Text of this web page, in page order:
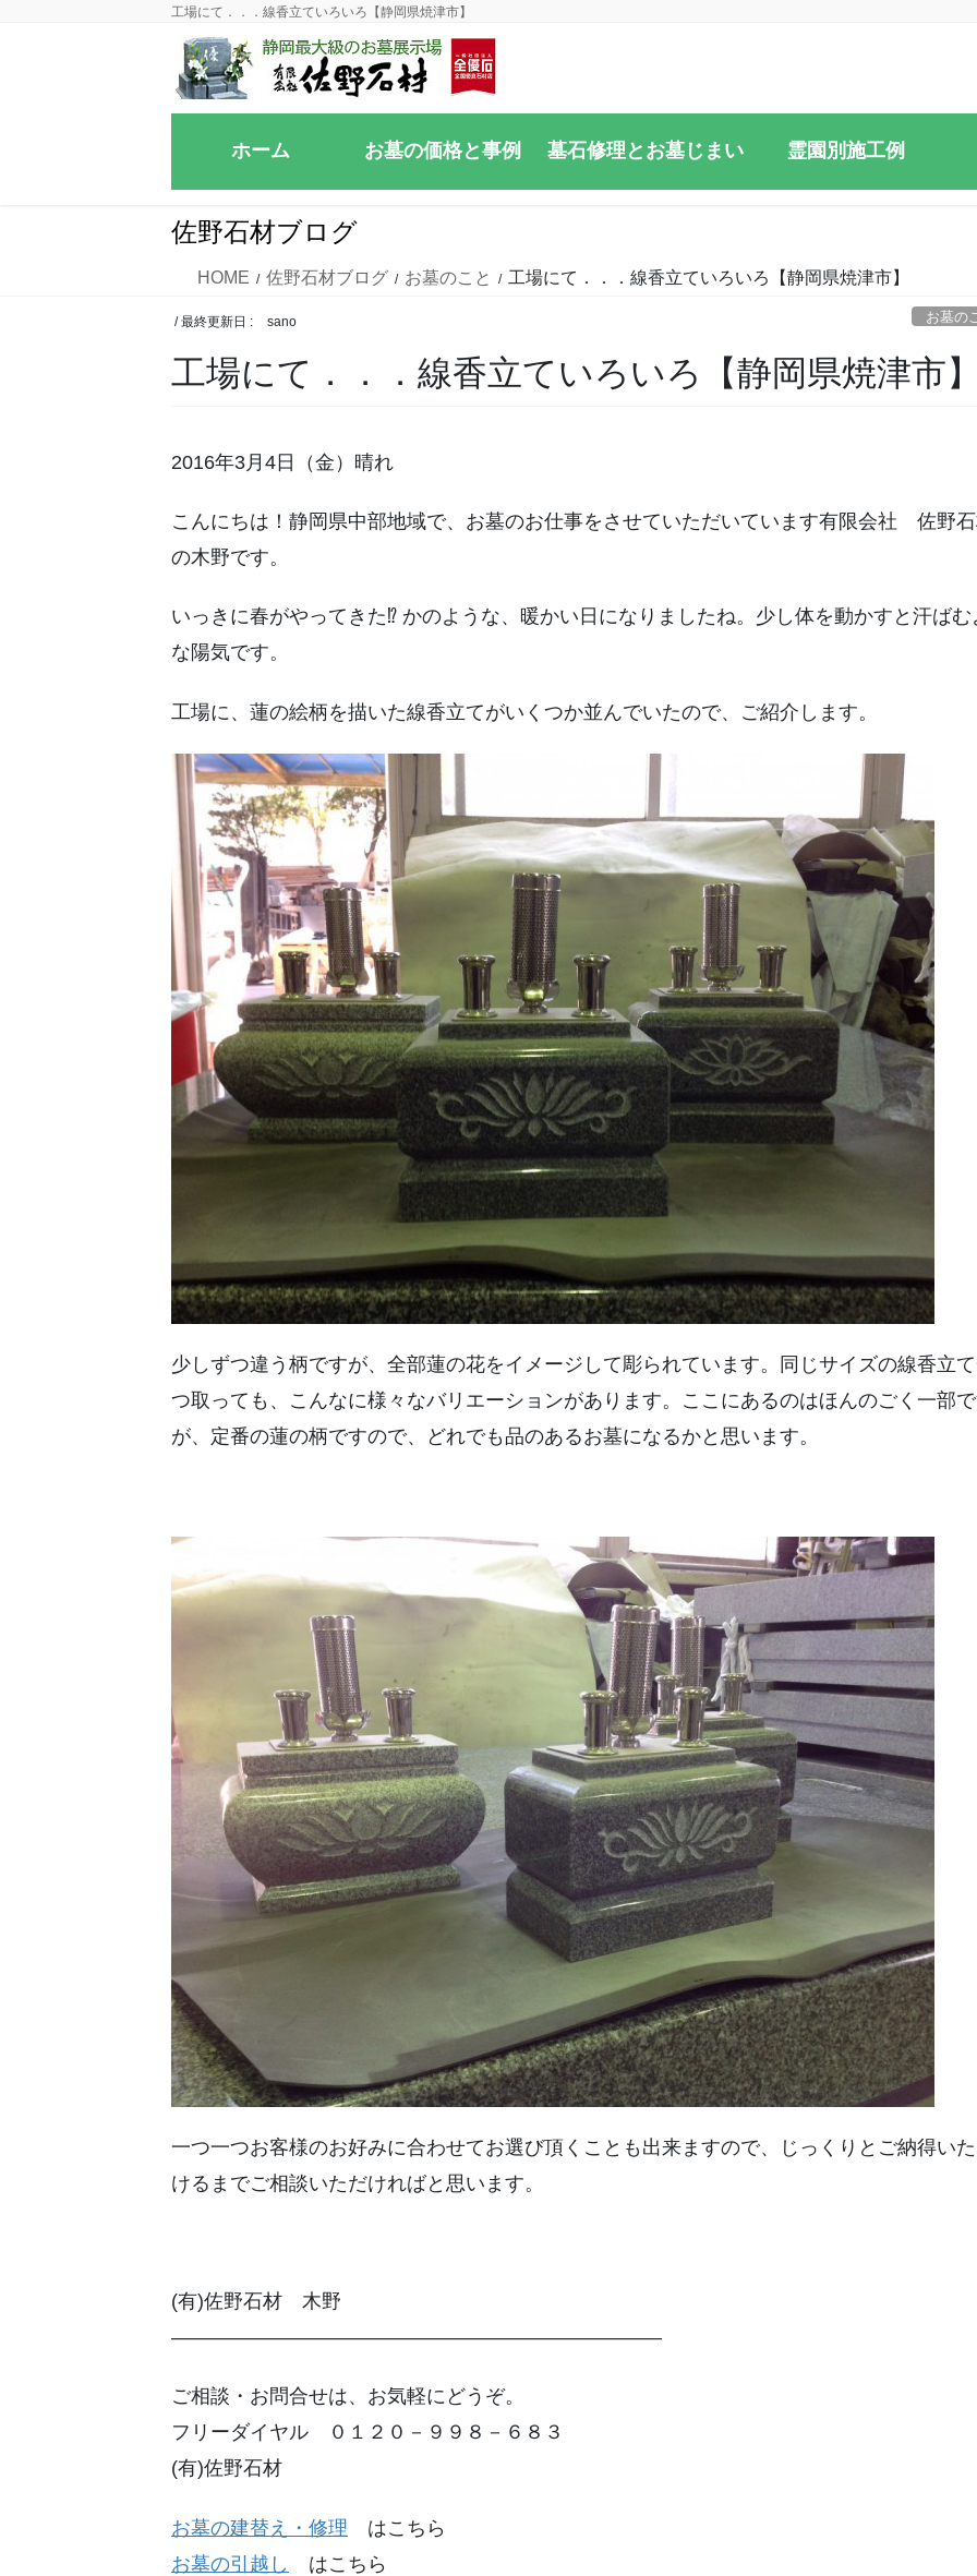
工場にて．．．線香立ていろいろ【静岡県焼津市】
ホーム お墓の価格と事例 墓石修理とお墓じまい 霊園別施工例
佐野石材ブログ
HOME 佐野石材ブログ お墓のこと 工場にて．．．線香立ていろいろ【静岡県焼津市】
/ 最終更新日 : sano お墓の
工場にて．．．線香立ていろいろ【静岡県焼津市
2016年3月4日（金）晴れ
こんにちは！静岡県中部地域で、お墓のお仕事をさせていただいています有限会社 佐野
の木野です。
いっきに春がやってきた⁉︎ かのような、暖かい日になりましたね。少し体を動かすと汗ばむ
な陽気です。
工場に、蓮の絵柄を描いた線香立てがいくつか並んでいたので、ご紹介します。
少しずつ違う柄ですが、全部蓮の花をイメージして彫られています。同じサイズの線香立
つ取っても、こんなに様々なバリエーションがあります。ここにあるのはほんのごく一部
が、定番の蓮の柄ですので、どれでも品のあるお墓になるかと思います。
一つ一つお客様のお好みに合わせてお選び頂くことも出来ますので、じっくりとご納得い
けるまでご相談いただければと思います。
(有)佐野石材 木野
—————————————————————————
ご相談・お問合せは、お気軽にどうぞ。
フリーダイヤル ０１２０－９９８－６８３
(有)佐野石材
お墓の建替え・修理 はこちら
お墓の引越し
はこちら